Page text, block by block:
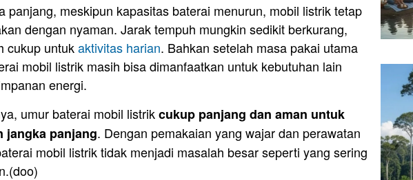
panjang, meskipun kapasitas baterai menurun, mobil listrik tetap
dengan nyaman. Jarak tempuh mungkin sedikit berkurang,
cukup untukaktivitas harian. Bahkan setelah masa pakai utama
mobil listrik masih bisa dimanfaatkan untuk kebutuhan lain
energi.
umur baterai mobil listrikcukup panjang dan aman untuk
jangka panjang. Dengan pemakaian yang wajar dan perawatan
mobil listrik tidak menjadi masalah besar seperti yang sering